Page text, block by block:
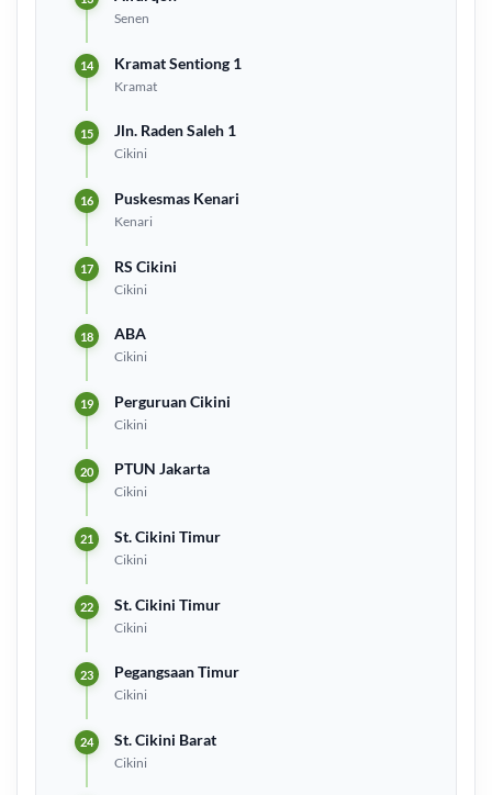
Senen
Kramat Sentiong 1
Kramat
Jln. Raden Saleh 1
Cikini
Puskesmas Kenari
Kenari
RS Cikini
Cikini
ABA
Cikini
Perguruan Cikini
Cikini
PTUN Jakarta
Cikini
St. Cikini Timur
Cikini
St. Cikini Timur
Cikini
Pegangsaan Timur
Cikini
St. Cikini Barat
Cikini